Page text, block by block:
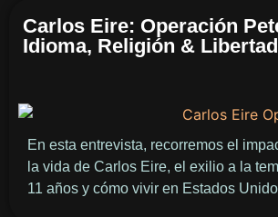
Carlos Eire: Operación
Idioma, Religión & Libertad
En esta entrevista, recorremos el
la vida de Carlos Eire, el exilio a la
11 años y cómo vivir en Estados